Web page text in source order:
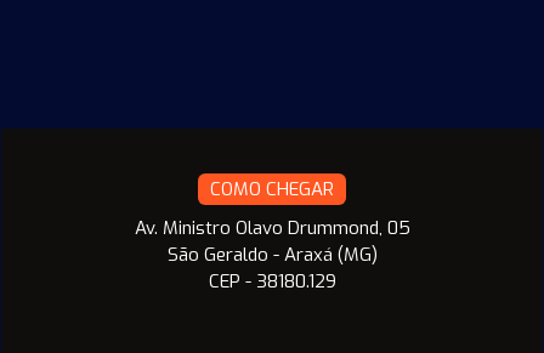
COMO CHEGAR
Av. Ministro Olavo Drummond, 05
São Geraldo - Araxá (MG)
CEP - 38180.129